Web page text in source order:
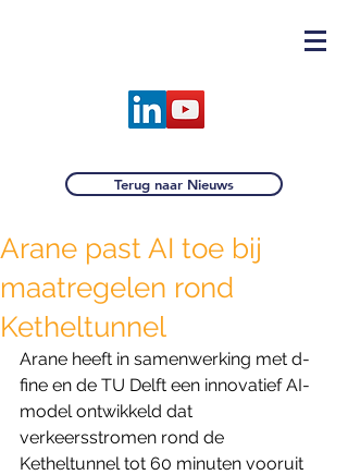
Terug naar Nieuws
Arane past AI toe bij
maatregelen rond
Ketheltunnel
Arane heeft in samenwerking met d-
fine en de TU Delft een innovatief AI-
model ontwikkeld dat
verkeersstromen rond de
Ketheltunnel tot 60 minuten vooruit